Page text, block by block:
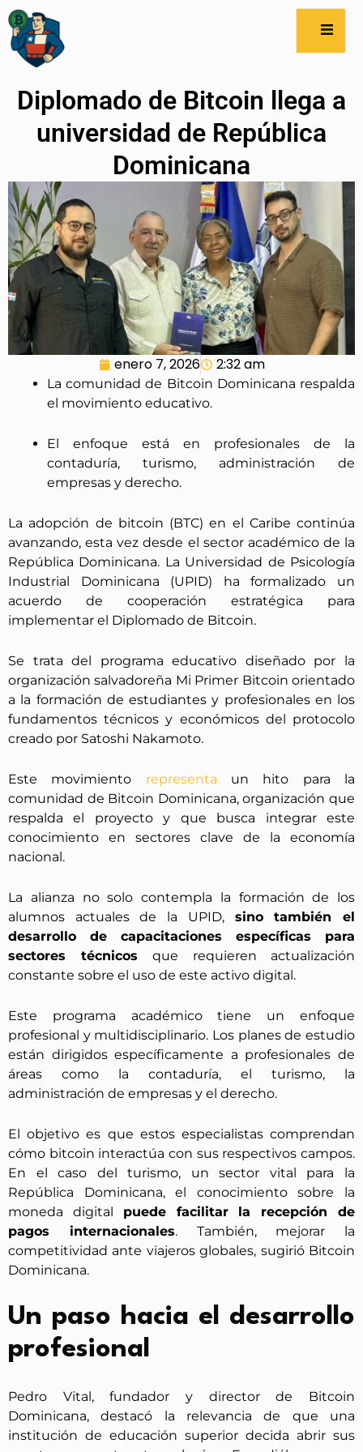
Diplomado de Bitcoin llega a
universidad de República
Dominicana
enero 7, 2026 2:32 am
La comunidad de Bitcoin Dominicana respalda
el movimiento educativo.
El enfoque está en profesionales de la
contaduría, turismo, administración de
empresas y derecho.
La adopción de bitcoin (BTC) en el Caribe continúa
avanzando, esta vez desde el sector académico de la
República Dominicana. La Universidad de Psicología
Industrial Dominicana (UPID) ha formalizado un
acuerdo de cooperación estratégica para
implementar el Diplomado de Bitcoin.
Se trata del programa educativo diseñado por la
organización salvadoreña Mi Primer Bitcoin orientado
a la formación de estudiantes y profesionales en los
fundamentos técnicos y económicos del protocolo
creado por Satoshi Nakamoto.
Este movimiento representa un hito para la
comunidad de Bitcoin Dominicana, organización que
respalda el proyecto y que busca integrar este
conocimiento en sectores clave de la economía
nacional.
La alianza no solo contempla la formación de los
alumnos actuales de la UPID, sino también el
desarrollo de capacitaciones específicas para
sectores técnicos que requieren actualización
constante sobre el uso de este activo digital.
Este programa académico tiene un enfoque
profesional y multidisciplinario. Los planes de estudio
están dirigidos específicamente a profesionales de
áreas como la contaduría, el turismo, la
administración de empresas y el derecho.
El objetivo es que estos especialistas comprendan
cómo bitcoin interactúa con sus respectivos campos.
En el caso del turismo, un sector vital para la
República Dominicana, el conocimiento sobre la
moneda digital puede facilitar la recepción de
pagos internacionales. También, mejorar la
competitividad ante viajeros globales, sugirió Bitcoin
Dominicana.
Un paso hacia el desarrollo
profesional
Pedro Vital, fundador y director de Bitcoin
Dominicana, destacó la relevancia de que una
institución de educación superior decida abrir sus